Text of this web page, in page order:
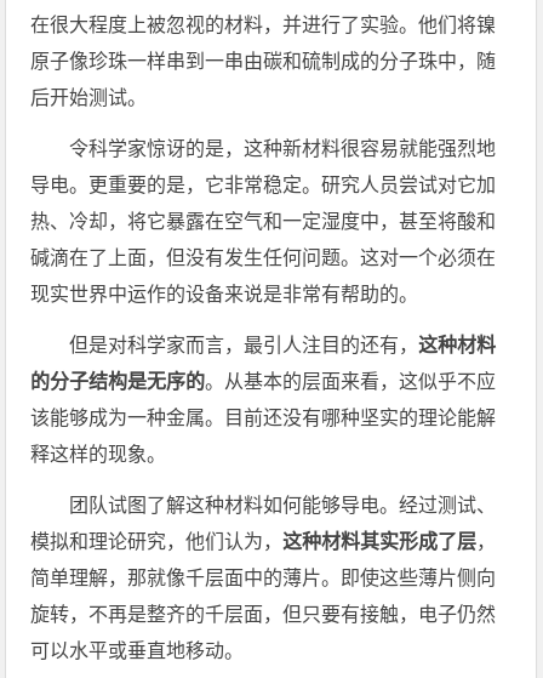
在很大程度上被忽视的材料，并进行了实验。他们将镍
原子像珍珠一样串到一串由碳和硫制成的分子珠中，随
后开始测试。
令科学家惊讶的是，这种新材料很容易就能强烈地
导电。更重要的是，它非常稳定。研究人员尝试对它加
热、冷却，将它暴露在空气和一定湿度中，甚至将酸和
碱滴在了上面，但没有发生任何问题。这对一个必须在
现实世界中运作的设备来说是非常有帮助的。
但是对科学家而言，最引人注目的还有，这种材料
的分子结构是无序的。从基本的层面来看，这似乎不应
该能够成为一种金属。目前还没有哪种坚实的理论能解
释这样的现象。
团队试图了解这种材料如何能够导电。经过测试、
模拟和理论研究，他们认为，这种材料其实形成了层，
简单理解，那就像千层面中的薄片。即使这些薄片侧向
旋转，不再是整齐的千层面，但只要有接触，电子仍然
可以水平或垂直地移动。